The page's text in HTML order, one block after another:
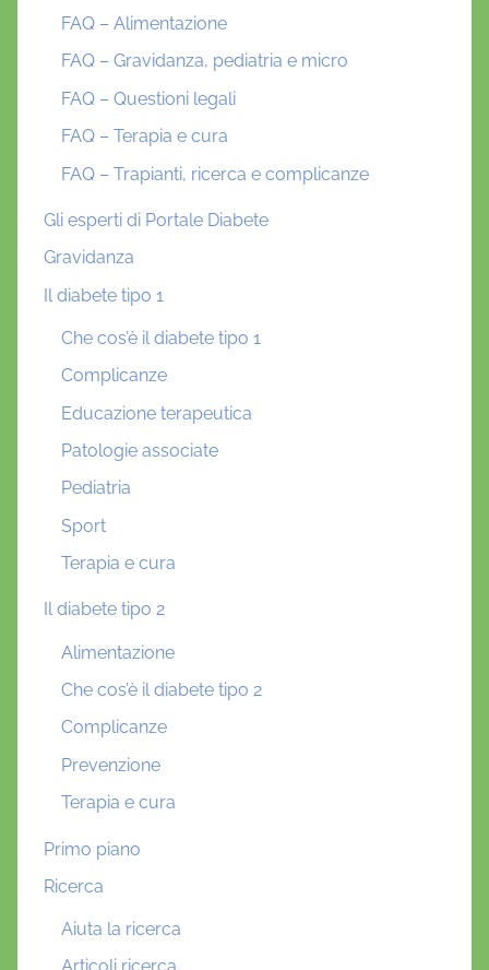
FAQ – Alimentazione
FAQ – Gravidanza, pediatria e micro
FAQ – Questioni legali
FAQ – Terapia e cura
FAQ – Trapianti, ricerca e complicanze
Gli esperti di Portale Diabete
Gravidanza
Il diabete tipo 1
Che cos’è il diabete tipo 1
Complicanze
Educazione terapeutica
Patologie associate
Pediatria
Sport
Terapia e cura
Il diabete tipo 2
Alimentazione
Che cos’è il diabete tipo 2
Complicanze
Prevenzione
Terapia e cura
Primo piano
Ricerca
Aiuta la ricerca